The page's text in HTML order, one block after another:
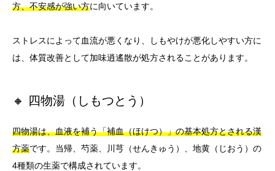
方、不安感が強い方に向いています。
ストレスによって血流が悪くなり、しもやけが悪化しやすい方に
は、体質改善として加味逍遙散が処方されることがあります。
🔸 四物湯（しもつとう）
四物湯は、血液を補う「補血（ほけつ）」の基本処方とされる漢
方薬です。当帰、芍薬、川芎（せんきゅう）、地黄（じおう）の
4種類の生薬で構成されています。